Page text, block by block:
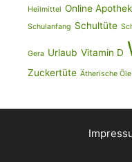
Heilmittel Online
Schulanfang Schultüte
Gera Urlaub Vitamin D
Zuckertüte Ätherische Öle